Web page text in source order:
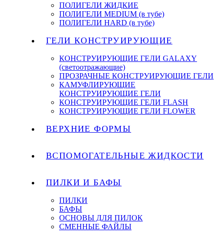
ПОЛИГЕЛИ ЖИДКИЕ
ПОЛИГЕЛИ MEDIUM (в тубе)
ПОЛИГЕЛИ HARD (в тубе)
ГЕЛИ КОНСТРУИРУЮЩИЕ
КОНСТРУИРУЮЩИЕ ГЕЛИ GALAXY
(светоотражающие)
ПРОЗРАЧНЫЕ КОНСТРУИРУЮЩИЕ ГЕЛИ
КАМУФЛИРУЮЩИЕ
КОНСТРУИРУЮЩИЕ ГЕЛИ
КОНСТРУИРУЮЩИЕ ГЕЛИ FLASH
КОНСТРУИРУЮЩИЕ ГЕЛИ FLOWER
ВЕРХНИЕ ФОРМЫ
ВСПОМОГАТЕЛЬНЫЕ ЖИДКОСТИ
ПИЛКИ И БАФЫ
ПИЛКИ
БАФЫ
ОСНОВЫ ДЛЯ ПИЛОК
СМЕННЫЕ ФАЙЛЫ